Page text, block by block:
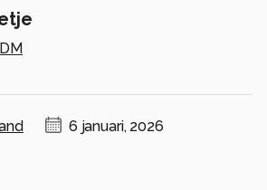
6 januari, 2026